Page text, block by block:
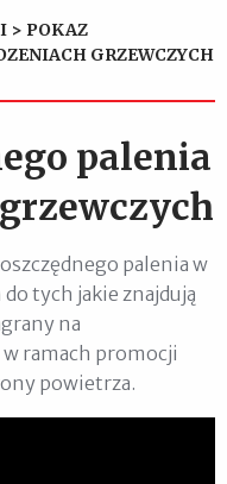
> POKAZ
GRZEWCZYCH
palenia
palenia w
tych jakie znajdują
na
ramach promocji
powietrza.